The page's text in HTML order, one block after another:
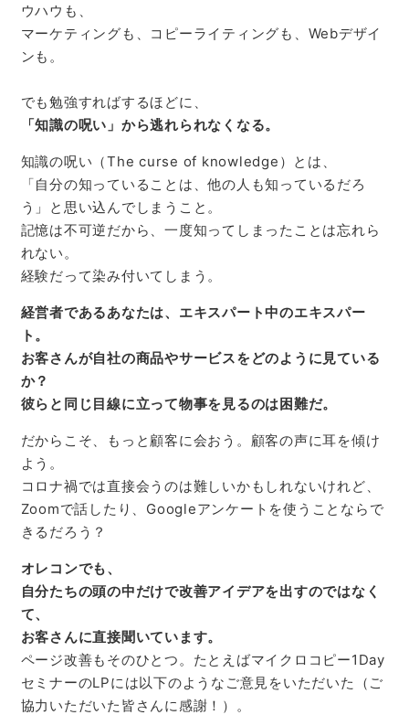
ウハウも、
マーケティングも、コピーライティングも、Webデザイ
ンも。
でも勉強すればするほどに、
「知識の呪い」から逃れられなくなる。
知識の呪い （The curse of knowledge）とは、
「自分の知っていることは、他の人も知っているだろ
う」と思い込んでしまうこと。
記憶は不可逆だから、一度知ってしまったことは忘れら
れない。
経験だって染み付いてしまう。
経営者であるあなたは、エキスパート中のエキスパー
ト。
お客さんが自社の商品やサービスをどのように見ている
か？
彼らと同じ目線に立って物事を見るのは困難だ。
だからこそ、もっと顧客に会おう。顧客の声に耳を傾け
よう。
コロナ禍では直接会うのは難しいかもしれないけれど、
Zoomで話したり、Googleアンケートを使うことならで
きるだろう？
オレコンでも、
自分たちの頭の中だけで改善アイデアを出すのではなく
て、
お客さんに直接聞いています。
ページ改善もそのひとつ。たとえばマイクロコピー1Day
セミナーのLPには以下のようなご意見をいただいた（ご
協力いただいた皆さんに感謝！）。